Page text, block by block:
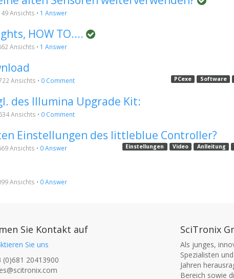
Ansichts • 1 Answer
HOW TO....
Ansichts • 1 Answer
Software
PCexe
Ansichts • 0 Comment
des Illumina Upgrade Kit:
Ansichts • 0 Comment
Einstellungen des littleblue Controller?
Anlleitung
Video
Einstellungen
Ansichts • 0 Answer
Ansichts • 0 Answer
Sie Kontakt auf
Sie uns
(0)681 20413900
SciTronix
Als junges,
Spezialisten
Jahren
Bereich sowie